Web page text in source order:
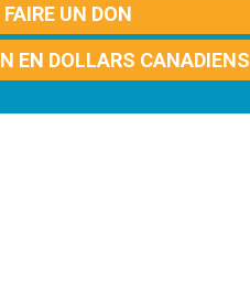
FAIRE UN DON
EN DOLLARS CANADIENS